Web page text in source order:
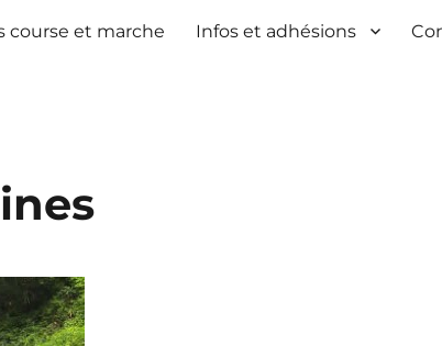
course et marche Infos et adhésions